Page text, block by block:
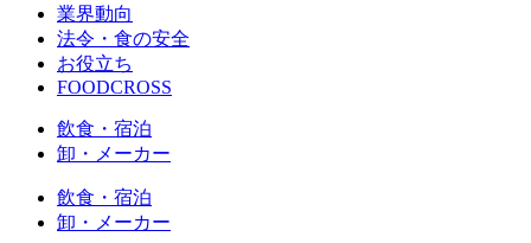
業界動向
法令・食の安全
お役立ち
FOODCROSS
飲食・宿泊
卸・メーカー
飲食・宿泊
卸・メーカー